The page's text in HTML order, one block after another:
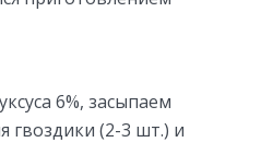
6%, засыпаем
гвоздики (2-3 шт.) и